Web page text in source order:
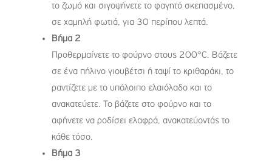
το ζωμό και σιγοψήνετε το φαγητό σκεπασμένο,
σε χαμηλή φωτιά, για 30 περίπου λεπτά.
Βήμα 2
Προθερμαίνετε το φούρνο στους 200°C. Βάζετε
σε ένα πήλινο γιουβέτσι ή ταψί το κριθαράκι, το
ραντίζετε με το υπόλοιπο ελαιόλαδο και το
ανακατεύετε. Το βάζετε στο φούρνο και το
αφήνετε να ροδίσει ελαφρά, ανακατεύοντάς το
κάθε τόσο.
Βήμα 3